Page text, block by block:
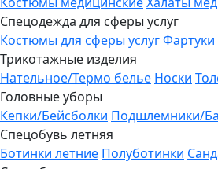
Спецодежда для сферы услуг
Костюмы для сферы услугФартуки
Трикотажные изделия
Нательное/Термо белье Носки
Головные уборы
Кепки/Бейсболки Подшлемники/
Спецобувь летняя
Ботинки летние Полуботинки